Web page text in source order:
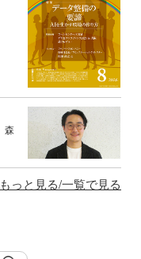
森
もっと見る/一覧で見る